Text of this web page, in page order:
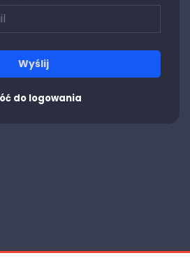
Wyślij
do logowania